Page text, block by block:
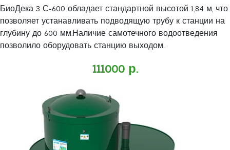
БиоДека 3 С-600 обладает стандартной высотой 1,84 м, что
позволяет устанавливать подводящую трубу к станции на
глубину до 600 мм.Наличие самотечного водоотведения
позволило оборудовать станцию выходом..
111000 р.